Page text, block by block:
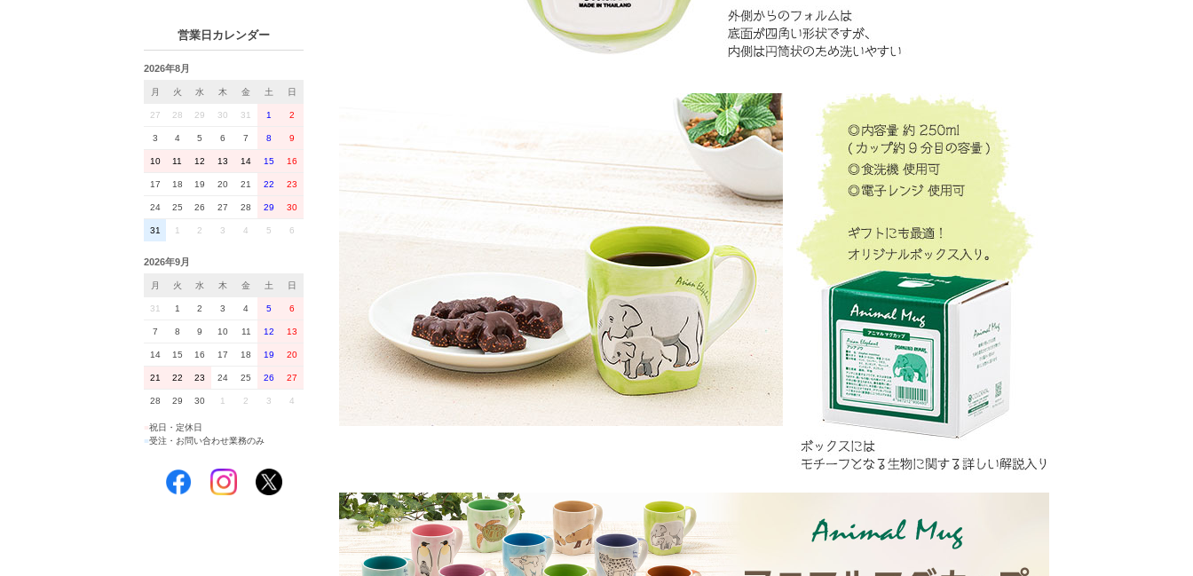
営業日カレンダー
2026年8月
月 火 水 木 金 土 日
27 28 29 30 31 1 2
3 4 5 6 7 8 9
10 11 12 13 14 15 16
17 18 19 20 21 22 23
24 25 26 27 28 29 30
31 1 2 3 4 5 6
2026年9月
月 火 水 木 金 土 日
31 1 2 3 4 5 6
7 8 9 10 11 12 13
14 15 16 17 18 19 20
21 22 23 24 25 26 27
28 29 30 1 2 3 4
祝日・定休日
■受注・お問い合わせ業務のみ